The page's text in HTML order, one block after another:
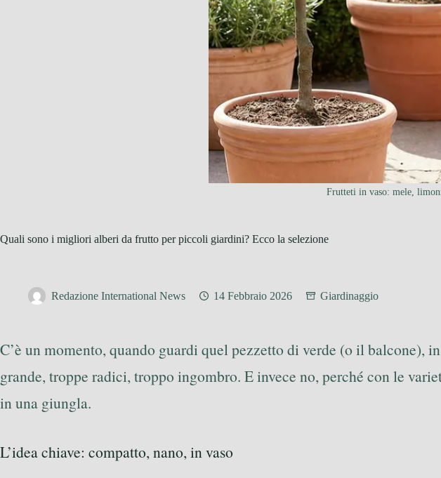
Frutteti in vaso: mele,
Quali sono i migliori alberi da frutto per piccoli giardini? Ecco la selezione
Redazione International News 14 Febbraio 2026 Giardinaggio
C’è un momento, quando guardi quel pezzetto di verde (o il balcone),
grande, troppe radici, troppo ingombro. E invece no, perché con le
in una giungla.
L’idea chiave: compatto, nano, in vaso